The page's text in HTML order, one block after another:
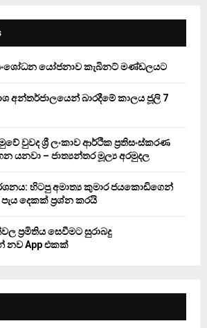
E
A
යෝජනාව කැබිනට් මණ්ඩලයට
අන්තර්ජාලයෙන් බාරදීමේ කාලය ජූලි 7
වුවද ශ්‍රී ලංකාව ආර්ථික ප්‍රතිසංස්කරණ
යනවා – ජාත්‍යන්තර මූල්‍ය අරමුදල
හිටපු අමාත්‍ය කුමාර ජයකොඩිගෙන්
දෙකක් ප්‍රශ්න කරයි
ප්‍රමිතිය සෙවීමට සුරාබදු
නව App එකක්